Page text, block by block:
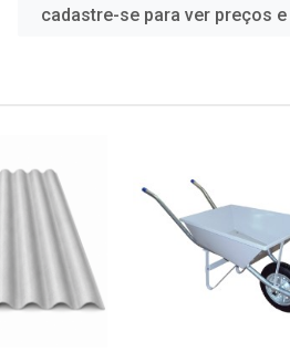
cadastre-se para ver preços